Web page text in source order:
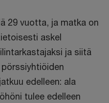
29 vuotta, ja matka on
askel
ja siitä
edelleen: ala
tulee edelleen